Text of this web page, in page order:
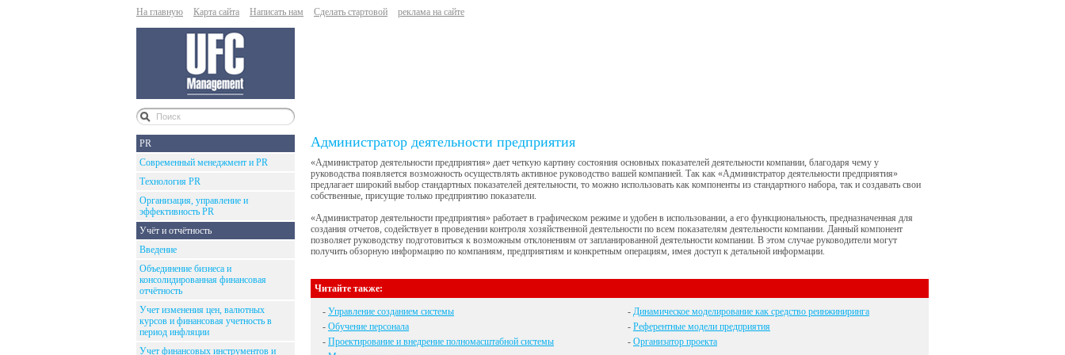
На главную Карта сайта Написать нам Сделать стартовой реклама на сайте
PR
Современный менеджмент и PR
Технология PR
Организация, управление и
эффективность PR
Учёт и отчётность
Введение
Объединение бизнеса и
консолидированная финансовая
отчётность
Учет изменения цен, валютных
курсов и финансовая учетность в
период инфляции
Учет финансовых инструментов и
Администратор деятельности предприятия
«Администратор деятельности предприятия» дает четкую картину состояния основных показателей деятельности компании, благодаря чему у
руководства появляется возможность осуществлять активное руководство вашей компанией. Так как «Администратор деятельности предприятия»
предлагает широкий выбор стандартных показателей деятельности, то можно использовать как компоненты из стандартного набора, так и создавать свои
собственные, присущие только предприятию показатели.
«Администратор деятельности предприятия» работает в графическом режиме и удобен в использовании, а его функциональность, предназначенная для
создания отчетов, содействует в проведении контроля хозяйственной деятельности по всем показателям деятельности компании. Данный компонент
позволяет руководству подготовиться к возможным отклонениям от запланированной деятельности компании. В этом случае руководители могут
получить обзорную информацию по компаниям, предприятиям и конкретным операциям, имея доступ к детальной информации.
Читайте также:
- Управление созданием системы
- Обучение персонала
- Проектирование и внедрение полномасштабной системы
- Динамическое моделирование как средство реинжиниринга
- Референтные модели предприятия
- Организатор проекта